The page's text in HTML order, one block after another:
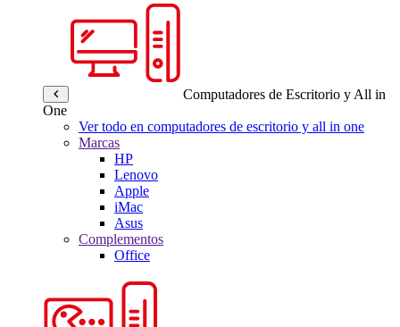
Computadores de Escritorio y All in
One
Ver todo en computadores de escritorio y all in one
Marcas
HP
Lenovo
Apple
iMac
Asus
Complementos
Office